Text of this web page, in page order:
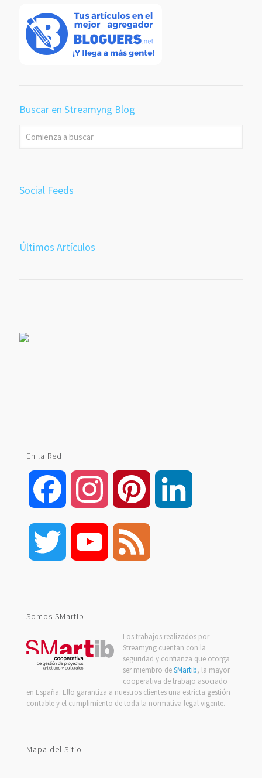
Buscar en Streamyng Blog
Social Feeds
Últimos Artículos
En la Red
Facebook Instagram Pinterest
Twitter YouTube
Somos SMartib
Los trabajos realizados por
Streamyng cuentan con la
seguridad y confianza que otorga
ser miembro deSMartib, la mayor
cooperativa de trabajo asociado
en España. Ello garantiza a nuestros clientes una estricta gestión
contable y el cumplimiento de toda la normativa legal vigente.
Mapa del Sitio